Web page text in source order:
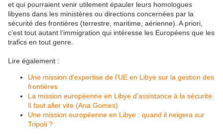
et qui pourraient venir utilement épauler leurs homologues
libyens dans les ministères ou directions concernées par la
sécurité des frontières (terrestre, maritime, aérienne). A priori,
c’est tout autant l’immigration qui intéresse les Européens que les
trafics en tout genre.
Lire également :
Une mission d’expertise de l’UE en Libye sur la gestion des
frontières
La mission européenne en Libye d’assistance à la sécurité.
Il faut aller vite (Ana Gomes)
Une mission européenne en Libye : quand il neigera sur
Tripoli ?